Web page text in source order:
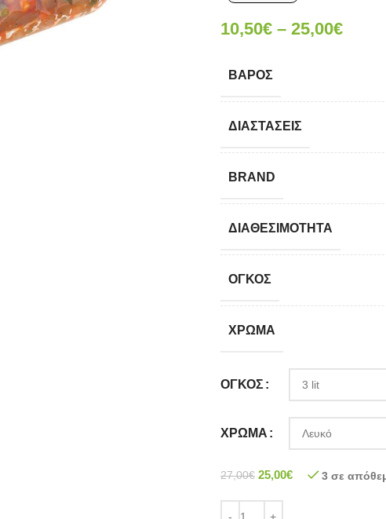
10,50€ – 25,00€
ΒΆΡΟΣ
ΔΙΑΣΤΆΣΕΙΣ
BRAND
ΔΙΑΘΕΣΙΜΌΤΗΤΑ
ΟΓΚΟΣ
ΧΡΏΜΑ
ΟΓΚΟΣ
ΧΡΏΜΑ
27,00€ 25,00€ 3 σε